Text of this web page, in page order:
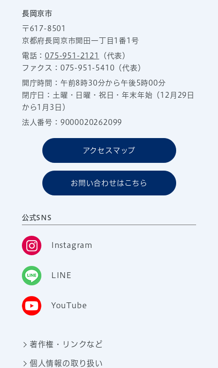
長岡京市
〒617-8501
京都府長岡京市開田一丁目1番1号
電話：075-951-2121
（代表）
ファクス：075-951-5410（代表）
開庁時間：午前8時30分から午後5時00分
閉庁日：土曜・日曜・祝日・年末年始（12月29日
から1月3日）
法人番号：9000020262099
アクセスマップ
お問い合わせはこちら
公式SNS
Instagram
LINE
YouTube
著作権・リンクなど
個人情報の取り扱い